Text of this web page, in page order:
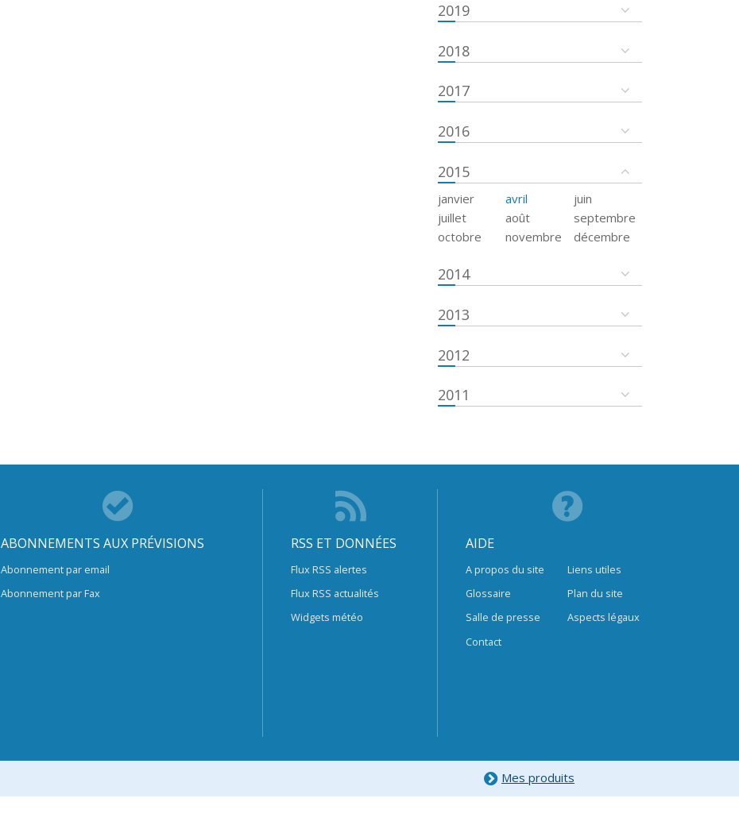
2019
2018
2017
2016
2015
janvier avril
juin
juillet
août
septembre
octobre
novembre décembre
2014
2013
2012
2011
ABONNEMENTS AUX PRÉVISIONS
Abonnement par email
Abonnement par Fax
RSS ET DONNÉES
Flux RSS alertes
Flux RSS actualités
Widgets météo
AIDE
A propos du site
Glossaire
Salle de presse
Contact
Liens utiles
Plan du site
Aspects légaux
Mes produits